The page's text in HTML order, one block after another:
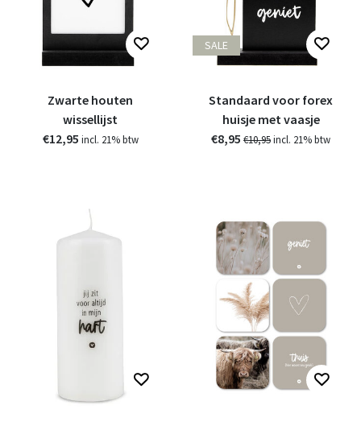
Zwarte houten
wissellijst
€12,95 incl. 21% btw
SALE
Standaard voor forex
huisje met vaasje
€8,95 €10,95incl. 21% btw